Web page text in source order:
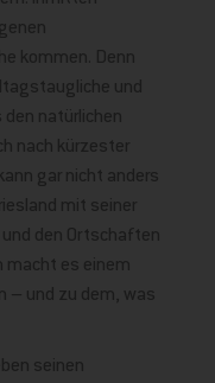
kommen. Denn
und
natürlichen
nach kürzester
gar nicht anders
mit seiner
den Ortschaften
macht es einem
– und zu dem, was
seinen